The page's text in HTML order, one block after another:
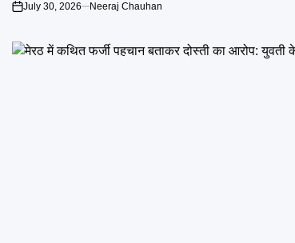
on
July 30, 2026 Neeraj Chauhan